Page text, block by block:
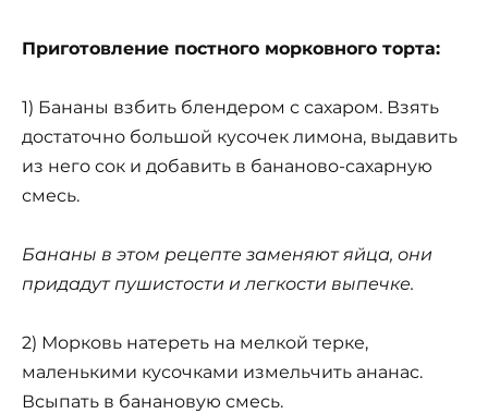
Приготовление постного морковного торта:
1) Бананы взбить блендером с сахаром. Взять
достаточно большой кусочек лимона, выдавить
из него сок и добавить в бананово-сахарную
смесь.
Бананы в этом рецепте заменяют яйца, они
придадут пушистости и легкости выпечке.
2) Морковь натереть на мелкой терке,
маленькими кусочками измельчить ананас.
Всыпать в банановую смесь.